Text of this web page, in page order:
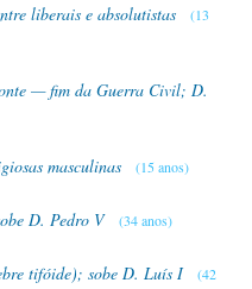
liberais e absolutistas
(13
— fim da Guerra Civil; D.
masculinas (15 anos)
D. Pedro V (34 anos)
tifóide); sobe D. Luís I
(42